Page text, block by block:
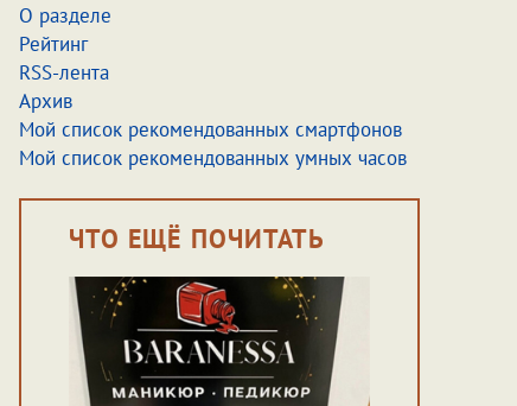
О разделе
Рейтинг
RSS-лента
Архив
Мой список рекомендованных смартфонов
Мой список рекомендованных умных часов
ЧТО ЕЩЁ ПОЧИТАТЬ